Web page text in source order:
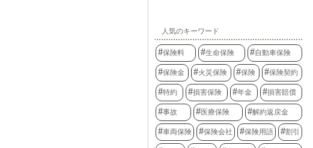
人気のキーワード
保険料 生命保険 自動車保険
保険金 火災保険 保険 保険契約
特約 損害保険 年金 損害賠償
事故 医療保険 解約返戻金
車両保険 保険会社 保険用語 割引